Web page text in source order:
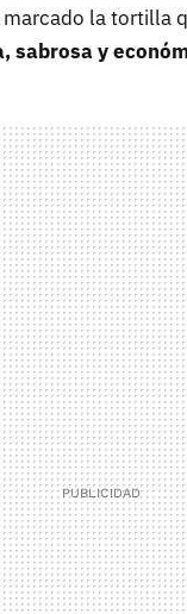
la tortilla
sabrosa y